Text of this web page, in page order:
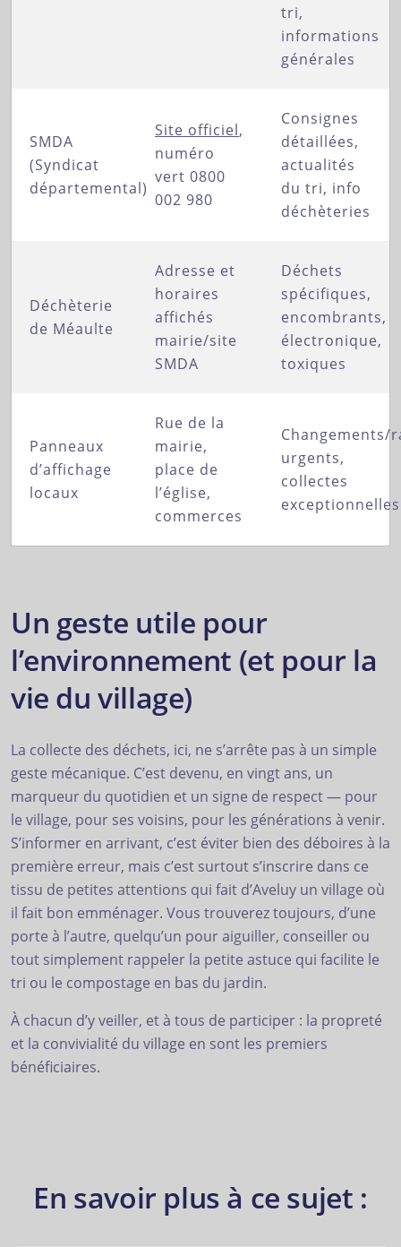
tri,
informations
générales
SMDA
(Syndicat
départemental)
Site officiel,
numéro
vert 0800
002 980
Consignes
détaillées,
actualités
du tri, info
déchèteries
Déchèterie
de Méaulte
Adresse et
horaires
affichés
mairie/site
SMDA
Déchets
spécifiques,
encombrants,
électronique,
toxiques
Panneaux
d’affichage
locaux
Rue de la
mairie,
place de
l’église,
commerces
Changements/
urgents,
collectes
exceptionnelles
Un geste utile pour
l’environnement (et pour la
vie du village)
La collecte des déchets, ici, ne s’arrête pas à un simple
geste mécanique. C’est devenu, en vingt ans, un
marqueur du quotidien et un signe de respect — pour
le village, pour ses voisins, pour les générations à venir.
S’informer en arrivant, c’est éviter bien des déboires à la
première erreur, mais c’est surtout s’inscrire dans ce
tissu de petites attentions qui fait d’Aveluy un village où
il fait bon emménager. Vous trouverez toujours, d’une
porte à l’autre, quelqu’un pour aiguiller, conseiller ou
tout simplement rappeler la petite astuce qui facilite le
tri ou le compostage en bas du jardin.
À chacun d’y veiller, et à tous de participer : la propreté
et la convivialité du village en sont les premiers
bénéficiaires.
En savoir plus à ce sujet :